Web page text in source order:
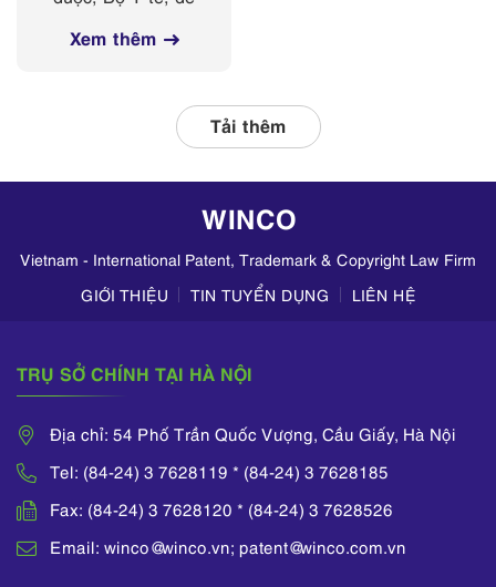
các nền tảng
mạng xã hội
tỉnh, thành phố
liên quan, tập
trung kiểm tra
Xem thêm
Tải thêm
WINCO
Vietnam - International Patent, Trademark & Copyright Law Firm
GIỚI THIỆU
TIN TUYỂN DỤNG LIÊN HỆ
TRỤ SỞ CHÍNH TẠI HÀ NỘI
Địa chỉ: 54 Phố Trần Quốc Vượng, Cầu Giấy, Hà Nội
Tel: (84-24) 3 7628119 * (84-24) 3 7628185
Fax: (84-24) 3 7628120 * (84-24) 3 7628526
Email: winco@winco.vn; patent@winco.com.vn